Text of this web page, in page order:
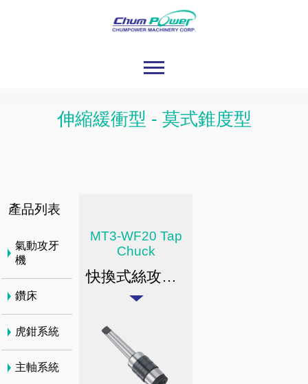
伸縮緩衝型 - 莫式錐度型
MT3-WF20 Tap
Chuck
快換式絲攻刀桿 / 伸縮緩衝型 /莫氏錐度型
產品列表
氣動攻牙
機
鑽床
虎鉗系統
主軸系統